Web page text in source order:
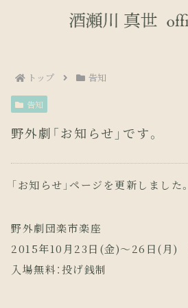
トップ 告知
告知
野外劇「お知らせ」です。
「お知らせ」ページを更新しました。
野外劇団楽市楽座
2015年10月23日(金)～26日(月)
入場無料：投げ銭制